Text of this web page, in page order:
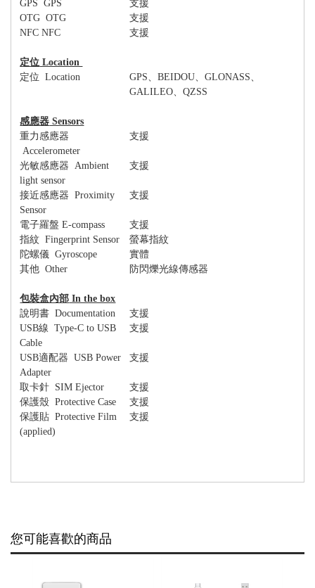
GPS GPS
支援
OTG OTG
支援
NFC NFC
支援
定位 Location
定位 Location GPS 、BEIDOU 、GLONASS
GALILEO 、QZSS
感應器 Sensors
重力感應器
Accelerometer
支援
光敏感應器 Ambient
light sensor
支援
接近感應器 Proximity
Sensor
支援
電子羅盤 E-compass
支援
指紋 Fingerprint Sensor
螢幕指紋
陀螺儀 Gyroscope
實體
其他 Other 防閃爍光線傳感器
包裝盒內部 In the box
說明書 Documentation
支援
USB線 Type-C to USB
Cable
支援
USB適配器 USB Power
Adapter
支援
取卡針 SIM Ejector
支援
保護殼 Protective Case
支援
保護貼 Protective Film
(applied)
支援
您可能喜歡的商品